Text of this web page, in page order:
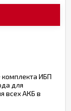
комплекта ИБП
для
всех АКБ в